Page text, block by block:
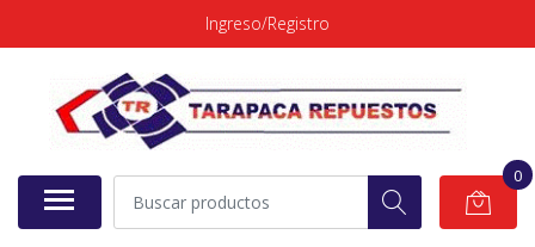
Ingreso/Registro
0